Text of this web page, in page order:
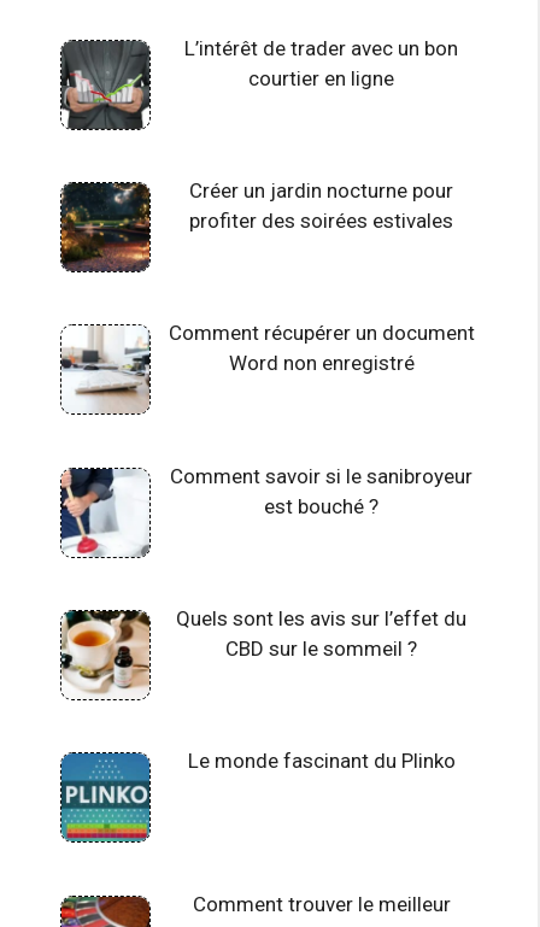
L’intérêt de trader avec un bon
courtier en ligne
Créer un jardin nocturne pour
profiter des soirées estivales
Comment récupérer un document
Word non enregistré
Comment savoir si le sanibroyeur
est bouché ?
Quels sont les avis sur l’effet du
CBD sur le sommeil ?
Le monde fascinant du Plinko
Comment trouver le meilleur